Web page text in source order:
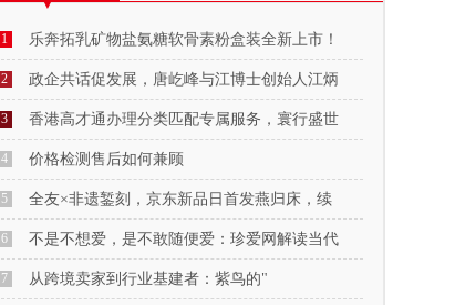
1 乐奔拓乳矿物盐氨糖软骨素粉盒装全新上市！
2 政企共话促发展，唐屹峰与江博士创始人江炳
3 香港高才通办理分类匹配专属服务，寰行盛世
4 价格检测售后如何兼顾
5 全友×非遗錾刻，京东新品日首发燕归床，续
6 不是不想爱，是不敢随便爱：珍爱网解读当代
7 从跨境卖家到行业基建者：紫鸟的"